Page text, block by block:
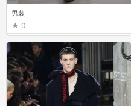
男装
0